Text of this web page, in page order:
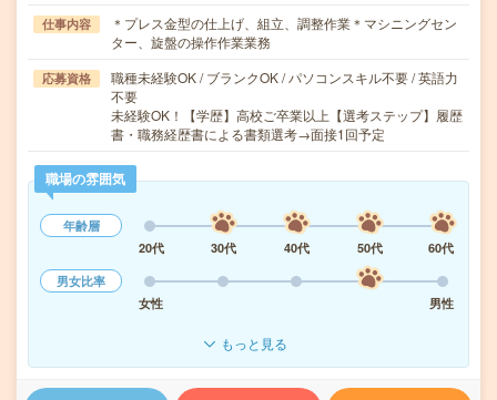
仕事内容
＊プレス金型の仕上げ、組立、調整作業＊マシニングセン
ター、旋盤の操作作業業務
応募資格
職種未経験OK / ブランクOK / パソコンスキル不要 / 英語力
不要
未経験OK！【学歴】高校ご卒業以上【選考ステップ】履歴
書・職務経歴書による書類選考→面接1回予定
職場の雰囲気
年齢層
20代
30代 40代 50代
60代
男女比率
女性
男性
もっと見る